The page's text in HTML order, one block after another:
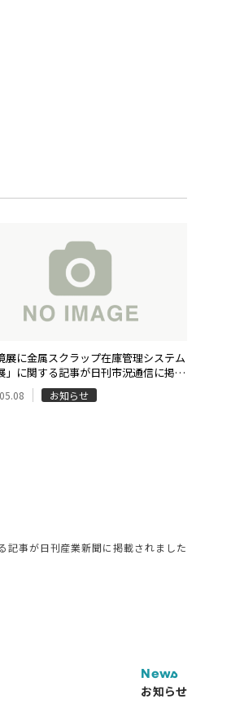
展に金属スクラップ在庫管理システム
」に関する記事が日刊市況通信に掲載
お知らせ
記事が日刊産業新聞に掲載されました
News
お知らせ